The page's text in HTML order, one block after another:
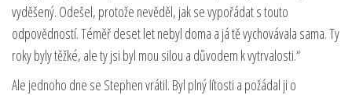
vyděšený. Odešel, protože nevěděl, jak se vypořádat s touto
odpovědností. Téměř deset let nebyl doma a já tě vychovávala sama. Ty
roky byly těžké, ale ty jsi byl mou silou a důvodem k vytrvalosti.“
Ale jednoho dne se Stephen vrátil. Byl plný lítosti a požádal ji o